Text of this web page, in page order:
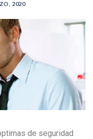
2020
de seguridad